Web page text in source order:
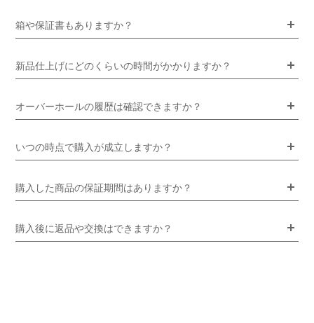
箱や保証書もありますか？
新品仕上げにどのくらいの時間がかかりますか？
オーバーホールの履歴は確認できますか？
いつの時点で購入が成立しますか？
購入した商品の保証期間はありますか？
購入後に返品や交換はできますか？